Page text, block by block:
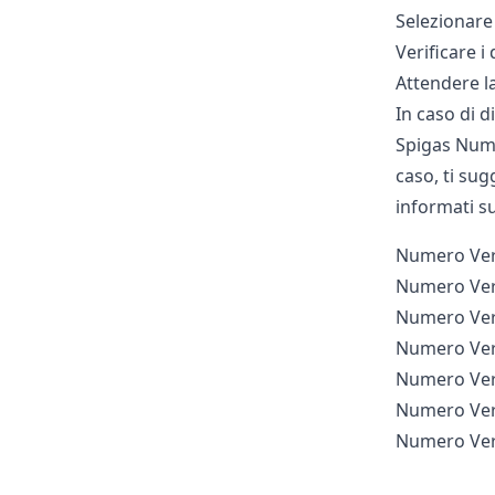
Verificare i
Attendere
In caso di
Spigas
caso, ti
informati
Numero
Numero
Numero
Numero
Numero
Numero
Numero